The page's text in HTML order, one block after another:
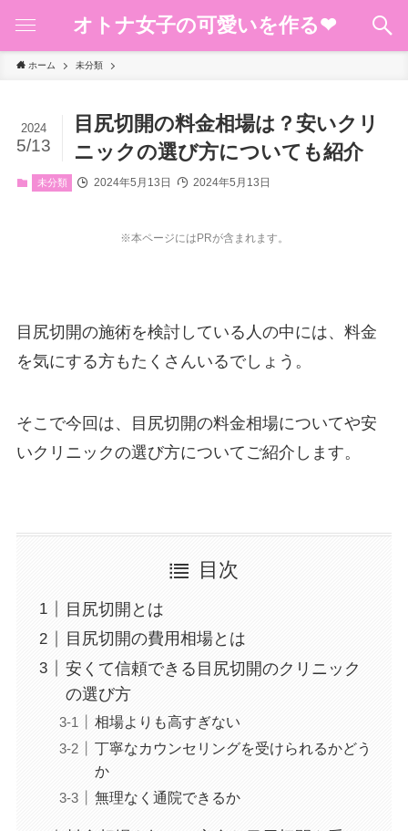
オトナ女子の可愛いを作る❤︎
ホーム 未分類
目尻切開の料金相場は？安いクリ
ニックの選び方についても紹介
2024
5/13
未分類 2024年5月13日 2024年5月13日
※本ページにはPRが含まれます。
目尻切開の施術を検討している人の中には、料金
を気にする方もたくさんいるでしょう。
そこで今回は、目尻切開の料金相場についてや安
いクリニックの選び方についてご紹介します。
目次
目尻切開とは
目尻切開の費用相場とは
安くて信頼できる目尻切開のクリニック
の選び方
相場よりも高すぎない
丁寧なカウンセリングを受けられるかどう
か
無理なく通院できるか